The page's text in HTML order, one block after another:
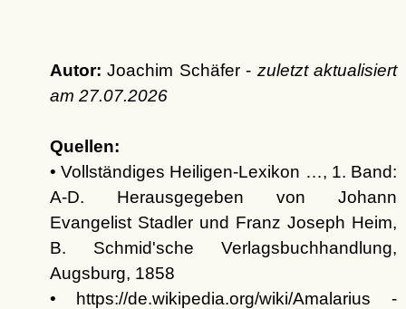
Autor: Joachim Schäfer - zuletzt aktualisiert
am 27.07.2026
Quellen:
• Vollständiges Heiligen-Lexikon …, 1. Band:
A-D. Herausgegeben von Johann
Evangelist Stadler und Franz Joseph Heim,
B. Schmid'sche Verlagsbuchhandlung,
Augsburg, 1858
• https://de.wikipedia.org/wiki/Amalarius -